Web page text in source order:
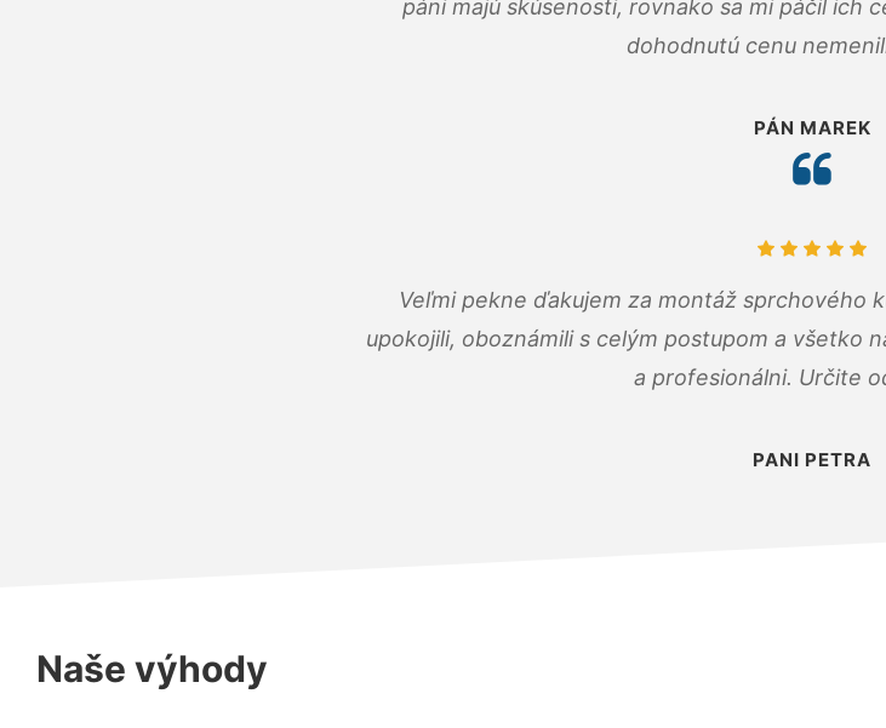
páni majú skúsenosti, rovnako sa mi páčil ich
dohodnutú cenu
PÁN MAREK
Veľmi pekne ďakujem za montáž sprchového
upokojili, oboznámili s celým postupom a všetko
a profesionálni. Určite
PANI PETRA
Naše výhody